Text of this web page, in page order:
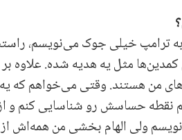
به ترامپ خیلی جوک می‌نویسم،
من هستند. وقتی می‌خواهم
حساسش رو شناسایی کنم و
ولی الهام بخشی من همه‌اش از